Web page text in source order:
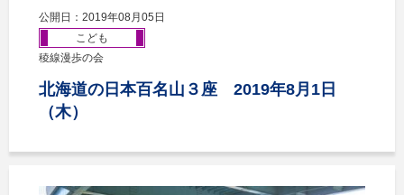
公開日：2019年08月05日
こども
稜線漫歩の会
北海道の日本百名山３座 2019年8月1日
（木）